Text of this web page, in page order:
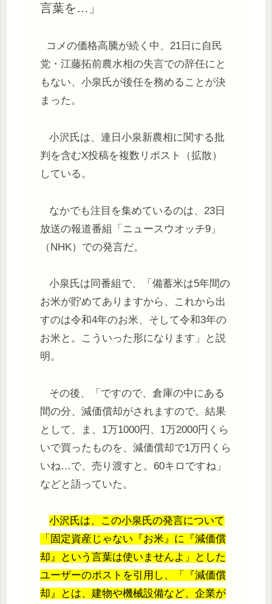
言葉を…」
コメの価格高騰が続く中、21日に自民
党・江藤拓前農水相の失言での辞任にと
もない、小泉氏が後任を務めることが決
まった。
小沢氏は、連日小泉新農相に関する批
判を含むX投稿を複数リポスト（拡散）
している。
なかでも注目を集めているのは、23日
放送の報道番組「ニュースウオッチ9」
（NHK）での発言だ。
小泉氏は同番組で、「備蓄米は5年間の
お米が貯めてありますから、これから出
すのは令和4年のお米、そして令和3年の
お米と。こういった形になります」と説
明。
その後、「ですので、倉庫の中にある
間の分、減価償却がされますので。結果
として、ま、1万1000円、1万2000円くら
いで買ったものを、減価償却で1万円くら
いね…で、売り渡すと。60キロですね」
などと語っていた。
小沢氏は、この小泉氏の発言について
「固定資産じゃない『お米』に『減価償
却』という言葉は使いませんよ」とした
ユーザーのポストを引用し、「『減価償
却』とは、建物や機械設備など、企業が